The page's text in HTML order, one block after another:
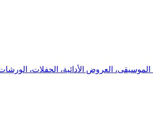
العروض الأدائية، الحفلات،